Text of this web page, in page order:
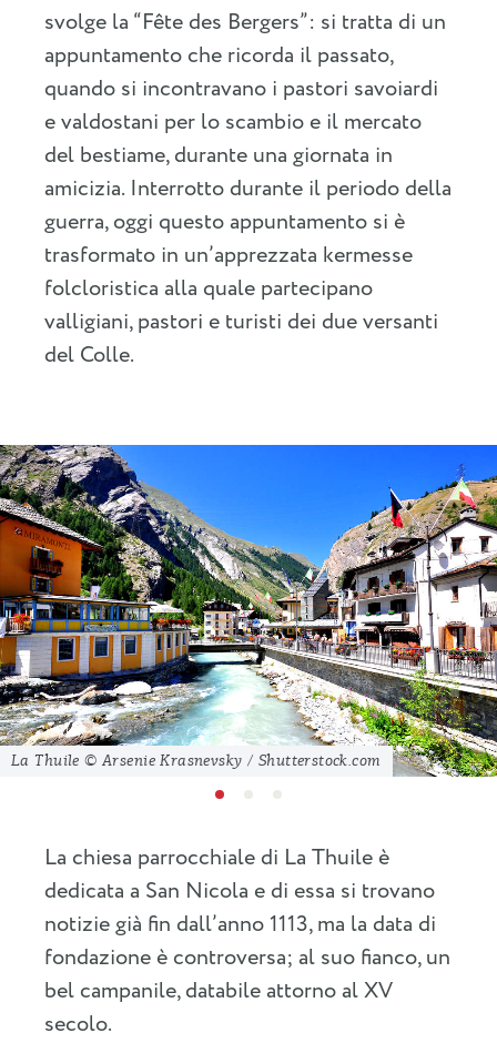
svolge la “Fête des Bergers”: si tratta di un
appuntamento che ricorda il passato,
quando si incontravano i pastori savoiardi
e valdostani per lo scambio e il mercato
del bestiame, durante una giornata in
amicizia. Interrotto durante il periodo della
guerra, oggi questo appuntamento si è
trasformato in un’apprezzata kermesse
folcloristica alla quale partecipano
valligiani, pastori e turisti dei due versanti
del Colle.
La Thuile © Arsenie Krasnevsky / Shutterstock.com
La chiesa parrocchiale di La Thuile è
dedicata a San Nicola e di essa si trovano
notizie già fin dall’anno 1113, ma la data di
fondazione è controversa; al suo fianco, un
bel campanile, databile attorno al XV
secolo.